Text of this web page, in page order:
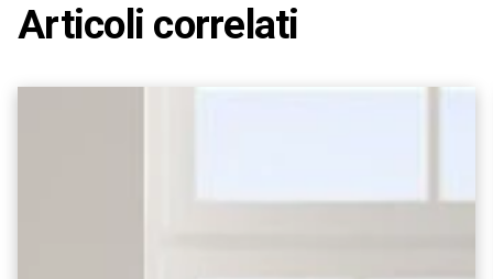
Articoli correlati